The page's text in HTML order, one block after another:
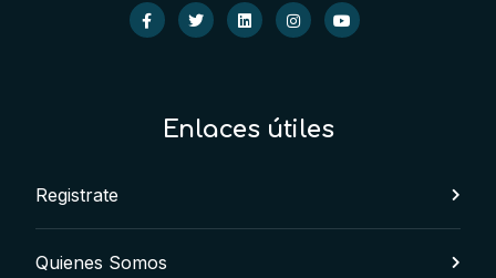
Enlaces útiles
Registrate
Quienes Somos